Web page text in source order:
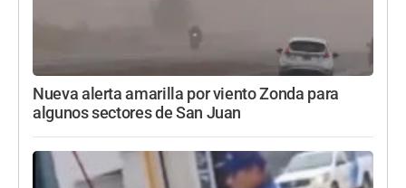
Nueva alerta amarilla por viento Zonda para
algunos sectores de San Juan